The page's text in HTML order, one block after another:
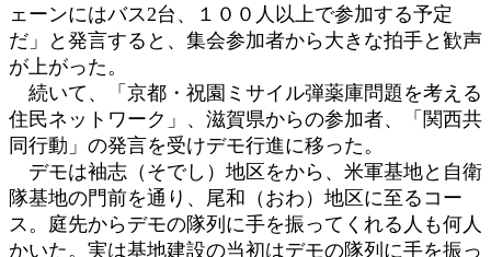
ェーンにはバス2台、１００人以上で参加する予定
だ」と発言すると、集会参加者から大きな拍手と歓声
が上がった。
続いて、「京都・祝園ミサイル弾薬庫問題を考える
住民ネットワーク」、滋賀県からの参加者、「関西共
同行動」の発言を受けデモ行進に移った。
デモは袖志（そでし）地区をから、米軍基地と自衛
隊基地の門前を通り、尾和（おわ）地区に至るコー
ス。庭先からデモの隊列に手を振ってくれる人も何人
かいた。実は基地建設の当初はデモの隊列に手を振っ